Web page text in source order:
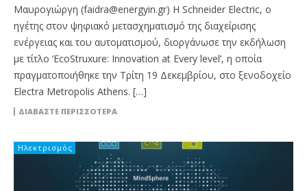
Μαυρογιώργη (faidra@energyin.gr) Η Schneider Electric, ο
ηγέτης στον ψηφιακό μετασχηματισμό της διαχείρισης
ενέργειας και του αυτοματισμού, διοργάνωσε την εκδήλωση
με τίτλο ‘EcoStruxure: Innovation at Every level’, η οποία
πραγματοποιήθηκε την Τρίτη 19 Δεκεμβρίου, στο ξενοδοχείο
Electra Metropolis Athens. […]
ΔΙΑΒΆΣΤΕ ΠΕΡΙΣΣΌΤΕΡΑ
Ηλεκτρισμός